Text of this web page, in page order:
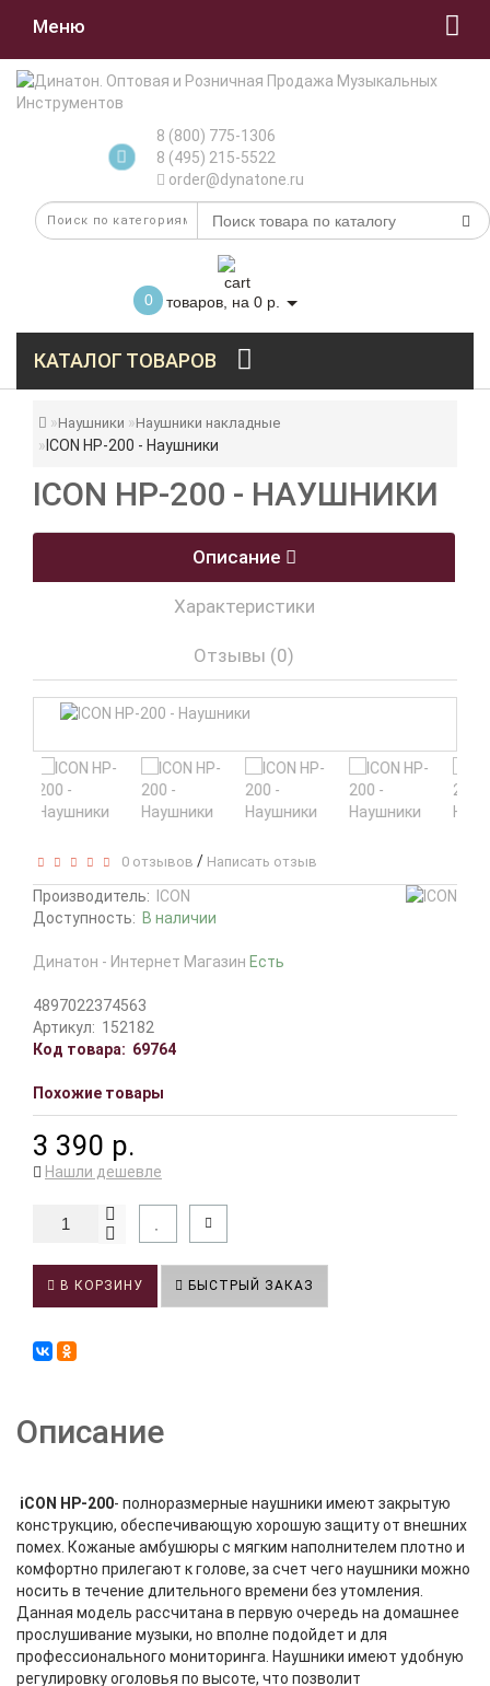
Меню
8 (800) 775-1306
8 (495) 215-5522
order@dynatone.ru
0 товаров, на 0 р.
КАТАЛОГ ТОВАРОВ
Наушники Наушники накладные
ICON HP-200 - Наушники
ICON HP-200 - НАУШНИКИ
Описание
Характеристики
Отзывы (0)
0 отзывов / Написать отзыв
Производитель:
ICON
Доступность: В наличии
Динатон - Интернет Магазин Есть
4897022374563
Артикул: 152182
Код товара: 69764
Похожие товары
3 390 р.
Нашли дешевле
В КОРЗИНУ БЫСТРЫЙ ЗАКАЗ
Описание
iCON HP-200- полноразмерные наушники имеют закрытую
конструкцию, обеспечивающую хорошую защиту от внешних
помех. Кожаные амбушюры с мягким наполнителем плотно и
комфортно прилегают к голове, за счет чего наушники можно
носить в течение длительного времени без утомления.
Данная модель рассчитана в первую очередь на домашнее
прослушивание музыки, но вполне подойдет и для
профессионального мониторинга. Наушники имеют удобную
регулировку оголовья по высоте, что позволит